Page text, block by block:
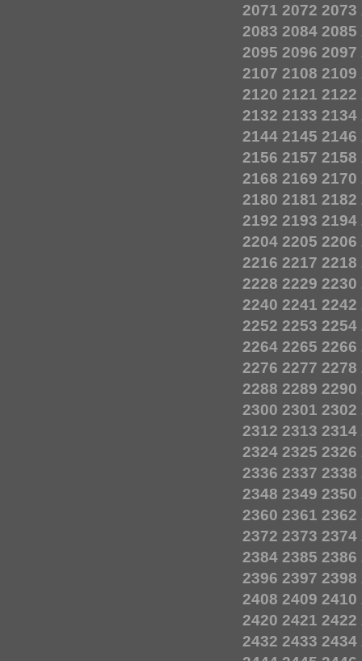
2071 2072 2073
2083 2084 2085
2095 2096 2097
2107 2108 2109
2120 2121 2122
2132 2133 2134
2144 2145 2146
2156 2157 2158
2168 2169 2170
2180 2181 2182
2192 2193 2194
2204 2205 2206
2216 2217 2218
2228 2229 2230
2240 2241 2242
2252 2253 2254
2264 2265 2266
2276 2277 2278
2288 2289 2290
2300 2301 2302
2312 2313 2314
2324 2325 2326
2336 2337 2338
2348 2349 2350
2360 2361 2362
2372 2373 2374
2384 2385 2386
2396 2397 2398
2408 2409 2410
2420 2421 2422
2432 2433 2434